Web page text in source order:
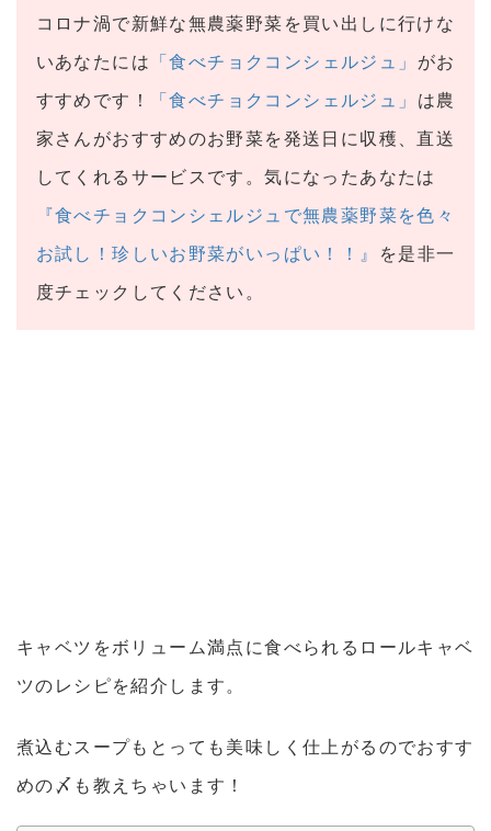
コロナ渦で新鮮な無農薬野菜を買い出しに行けな
いあなたには 「食べチョクコンシェルジュ」 がお
すすめです！
「食べチョクコンシェルジュ」 は農
家さんがおすすめのお野菜を発送日に収穫、直送
してくれるサービスです。気になったあなたは
『食べチョクコンシェルジュで無農薬野菜を色々
お試し！珍しいお野菜がいっぱい！！』 を是非一
度チェックしてください。
キャベツをボリューム満点に食べられるロールキャベ
ツのレシピを紹介します。
煮込むスープもとっても美味しく仕上がるのでおすす
めの〆も教えちゃいます！